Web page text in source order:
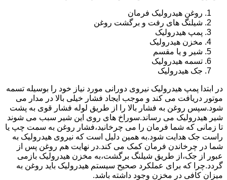
روغن هیدرولیک فرمان
شیلنگ های رفت و برگشت روغن
پمپ هیدرولیک
مخزن هیدرولیک
شیر و یا مقسم
تسمه هیدرولیک
جک هیدرولیک
در ابتدا پمپ هیدرولیک نیروی دورانی مورد نیاز خود را بوسیله تسمه
موتور دریافت می کند و موجب ایجاد فشار خیلی بالا در مدار می
شود.سپس روغن به فشار بالا را از طریق لوله فشار قوی به پشت
شیر هیدرولیک می رساند.سوراخ های روی این شیر سبب می شوند
تا زمانی که شما فرمان را می چرخانید،فشار روغن به سمت چپ یا
راست جک هدایت شود.به همین دلیل است که نیروی هیدرولیک به
شما در چرخاندن فرمان کمک می کند.در نهایت هم روغن پس از
عبور از جک،از طریق شیلنگ برگشت،به مخزن هیدرولیک بازمی
گردد.چرا که برای عملکرد صحیح سیستم هیدرولیک باید روغن به
میزان کافی در مخزن وجود داشته باشد.